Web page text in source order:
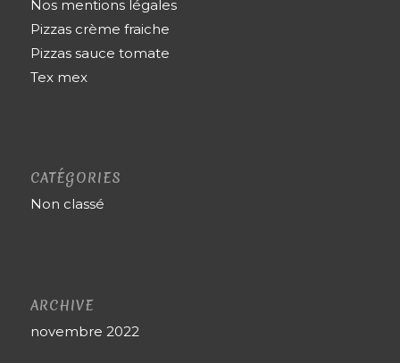
Nos mentions légales
Pizzas crème fraiche
Pizzas sauce tomate
Tex mex
CATÉGORIES
Non classé
ARCHIVE
novembre 2022